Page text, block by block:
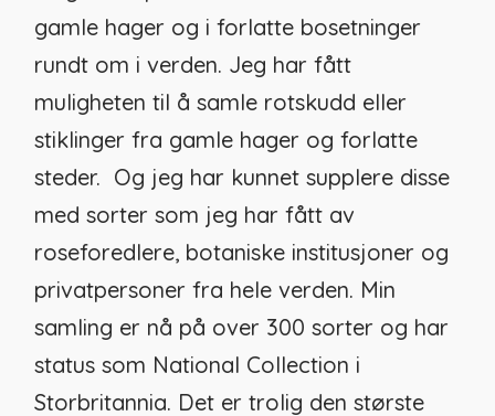
gamle hager og i forlatte bosetninger
rundt om i verden. Jeg har fått
muligheten til å samle rotskudd eller
stiklinger fra gamle hager og forlatte
steder. Og jeg har kunnet supplere disse
med sorter som jeg har fått av
roseforedlere, botaniske institusjoner og
privatpersoner fra hele verden. Min
samling er nå på over 300 sorter og har
status som National Collection i
Storbritannia. Det er trolig den største